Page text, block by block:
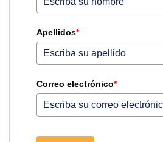
Apellidos*
Correo electrónico*